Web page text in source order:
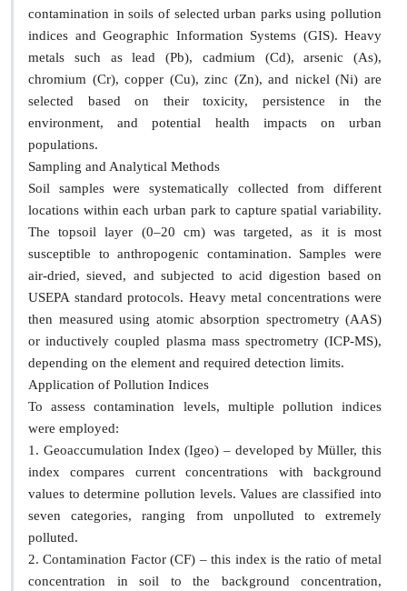
contamination in soils of selected urban parks using pollution
indices and Geographic Information Systems (GIS). Heavy
metals such as lead (Pb), cadmium (Cd), arsenic (As),
chromium (Cr), copper (Cu), zinc (Zn), and nickel (Ni) are
selected based on their toxicity, persistence in the
environment, and potential health impacts on urban
populations.
Sampling and Analytical Methods
Soil samples were systematically collected from different
locations within each urban park to capture spatial variability.
The topsoil layer (0–20 cm) was targeted, as it is most
susceptible to anthropogenic contamination. Samples were
air-dried, sieved, and subjected to acid digestion based on
USEPA standard protocols. Heavy metal concentrations were
then measured using atomic absorption spectrometry (AAS)
or inductively coupled plasma mass spectrometry (ICP-MS),
depending on the element and required detection limits.
Application of Pollution Indices
To assess contamination levels, multiple pollution indices
were employed:
1. Geoaccumulation Index (Igeo) – developed by Müller, this
index compares current concentrations with background
values to determine pollution levels. Values are classified into
seven categories, ranging from unpolluted to extremely
polluted.
2. Contamination Factor (CF) – this index is the ratio of metal
concentration in soil to the background concentration,